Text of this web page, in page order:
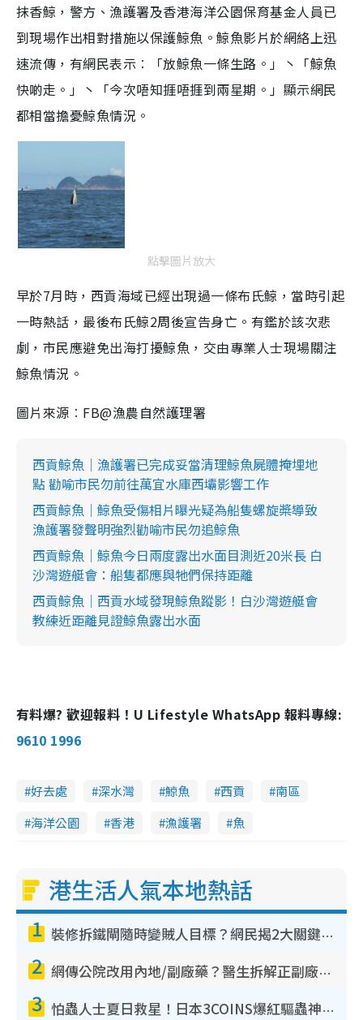
抹香鯨，警方、漁護署及香港海洋公園保育基金人員已
到現場作出相對措施以保護鯨魚。鯨魚影片於網絡上迅
速流傳，有網民表示︰「放鯨魚一條生路。」丶「鯨魚
快啲走。」丶「今次唔知捱唔捱到兩星期。」顯示網民
都相當擔憂鯨魚情況。
點擊圖片放大
早於7月時，西貢海域已經出現過一條布氏鯨，當時引起
一時熱話，最後布氏鯨2周後宣告身亡。有鑑於該次悲
劇，市民應避免出海打擾鯨魚，交由專業人士現場關注
鯨魚情況。
圖片來源︰FB@漁農自然護理署
西貢鯨魚｜漁護署已完成妥當清理鯨魚屍體掩埋地
點 勸喻市民勿前往萬宜水庫西壩影響工作
西貢鯨魚｜鯨魚受傷相片曝光疑為船隻螺旋槳導致
漁護署發聲明強烈勸喻市民勿追鯨魚
西貢鯨魚｜鯨魚今日兩度露出水面目測近20米長 白
沙灣遊艇會：船隻都應與牠們保持距離
西貢鯨魚｜西貢水域發現鯨魚蹤影！白沙灣遊艇會
教練近距離見證鯨魚露出水面
有料爆? 歡迎報料！U Lifestyle WhatsApp 報料專線:
9610 1996
好去處 深水灣 鯨魚 西貢
南區
海洋公園
香港 漁護署 魚
港生活人氣本地熱話
1 裝修拆鐵閘隨時變賊人目標？網民揭2大關鍵用途：裝新式等於白裝？附新舊鐵閘分別
2 網傳公院改用內地/副廠藥？醫生拆解正副廠分別 揭4類人換藥隨時出事
3 怕蟲人士夏日救星！日本3COINS爆紅驅蟲神器$45起 1招「全程免觸碰」輕鬆搞定小強